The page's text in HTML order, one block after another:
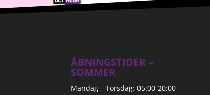
ÅBNINGSTIDER –
SOMMER
Mandag – Torsdag: 05:00-20:00